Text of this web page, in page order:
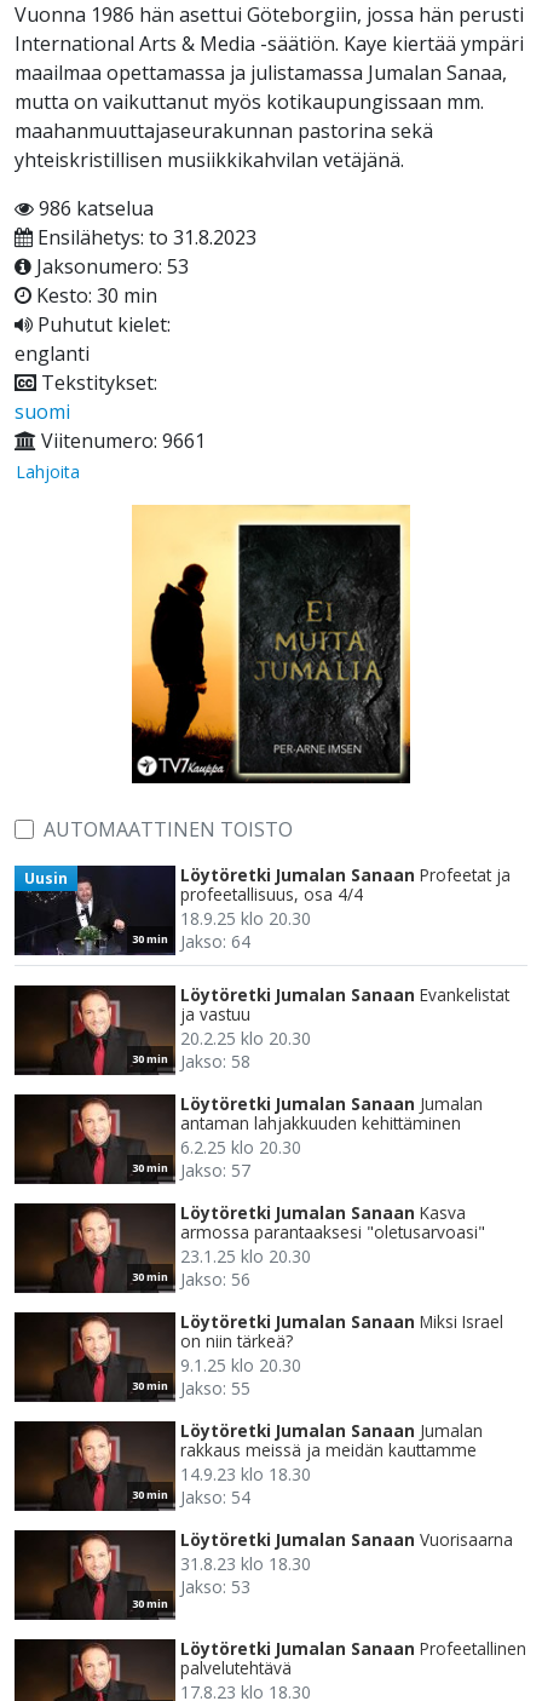
Vuonna 1986 hän asettui Göteborgiin, jossa hän perusti
International Arts & Media -säätiön. Kaye kiertää ympäri
maailmaa opettamassa ja julistamassa Jumalan Sanaa,
mutta on vaikuttanut myös kotikaupungissaan mm.
maahanmuuttajaseurakunnan pastorina sekä
yhteiskristillisen musiikkikahvilan vetäjänä.
986 katselua
Ensilähetys: to 31.8.2023
Jaksonumero: 53
Kesto: 30 min
Puhutut kielet:
englanti
Tekstitykset:
suomi
Viitenumero: 9661
Lahjoita
AUTOMAATTINEN TOISTO
30 min
Uusin Löytöretki Jumalan Sanaan Profeetat ja
profeetallisuus, osa 4/4
18.9.25 klo 20.30
Jakso: 64
30 min
Löytöretki Jumalan Sanaan Evankelistat
ja vastuu
20.2.25 klo 20.30
Jakso: 58
30 min
Löytöretki Jumalan Sanaan Jumalan
antaman lahjakkuuden kehittäminen
6.2.25 klo 20.30
Jakso: 57
30 min
Löytöretki Jumalan Sanaan Kasva
armossa parantaaksesi "oletusarvoasi"
23.1.25 klo 20.30
Jakso: 56
30 min
Löytöretki Jumalan Sanaan Miksi Israel
on niin tärkeä?
9.1.25 klo 20.30
Jakso: 55
30 min
Löytöretki Jumalan Sanaan Jumalan
rakkaus meissä ja meidän kauttamme
14.9.23 klo 18.30
Jakso: 54
30 min
Löytöretki Jumalan Sanaan Vuorisaarna
31.8.23 klo 18.30
Jakso: 53
Löytöretki Jumalan Sanaan Profeetallinen
palvelutehtävä
17.8.23 klo 18.30